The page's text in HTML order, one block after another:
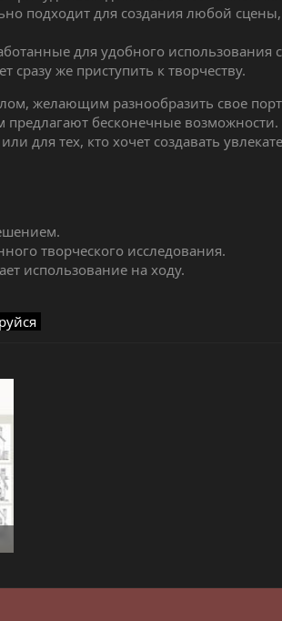
подходит для создания любой
для удобного использования
сразу же приступить к творчеству.
желающим разнообразить свое
бесконечные
для тех, кто хочет создавать
творческого исследования.
использование на ходу.